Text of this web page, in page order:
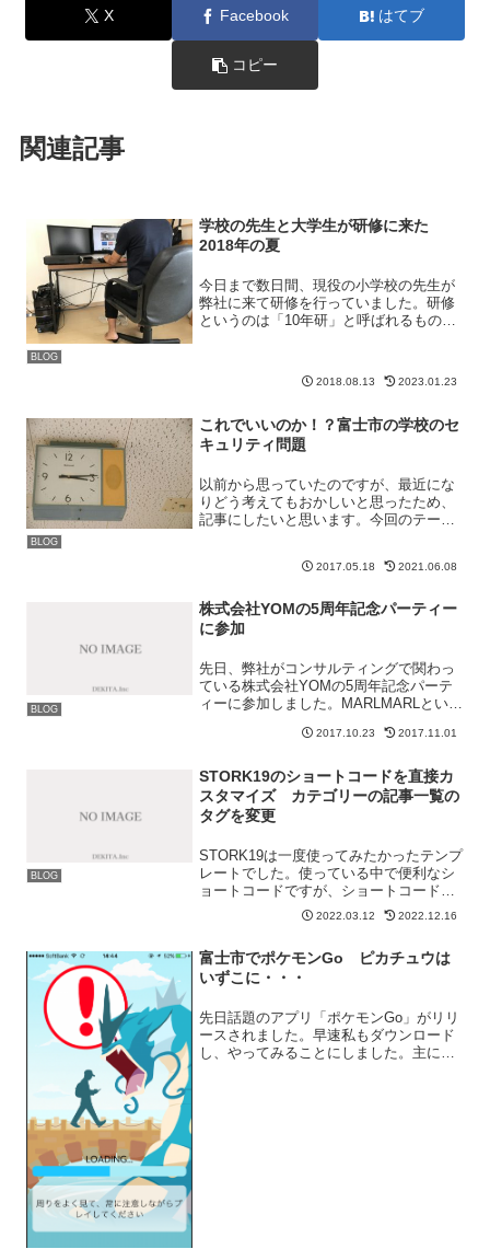
X Facebook はてブ
コピー
関連記事
BLOG
学校の先生と大学生が研修に来た
2018年の夏
今日まで数日間、現役の小学校の先生が
弊社に来て研修を行っていました。研修
というのは「10年研」と呼ばれるもの
うものです。学校の先生としての見聞を
広めるといった意味合い...
2018.08.13 2023.01.23
BLOG
これでいいのか！？富士市の学校のセ
キュリティ問題
以前から思っていたのですが、最近にな
りどう考えてもおかしいと思ったため、
記事にしたいと思います。今回のテーマ
ュリティ問題」としていますが、富士市
2017.05.18 2021.06.08
BLOG
株式会社YOMの5周年記念パーティー
に参加
先日、弊社がコンサルティングで関わっ
ている株式会社YOMの5周年記念パーテ
ィーに参加しました。MARLMARLといっ
います。パーティーなんてめったに出席
「どんな格好で行...
2017.10.23 2017.11.01
BLOG
STORK19のショートコードを直接カ
スタマイズ カテゴリーの記事一覧の
タグを変更
STORK19は一度使ってみたかったテンプ
レートでした。使っている中で便利なシ
ョートコードですが、ショートコードか
ら排出されるタイトルをdivからh2やh3に
変更したかったのと、「新着記事」とい
かったため...
2022.03.12 2022.12.16
富士市でポケモンGo ピカチュウは
いずこに・・・
先日話題のアプリ「ポケモンGo」がリリ
ースされました。早速私もダウンロード
し、やってみることにしました。主にプ